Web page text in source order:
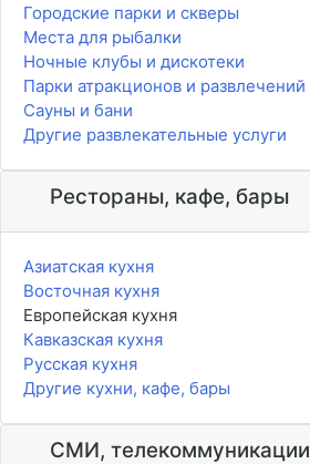
Городские парки и скверы
Места для рыбалки
Ночные клубы и дискотеки
Парки атракционов и развлечений
Сауны и бани
Другие развлекательные услуги
Рестораны, кафе, бары
Азиатская кухня
Восточная кухня
Европейская кухня
Кавказская кухня
Русская кухня
Другие кухни, кафе, бары
СМИ, телекоммуникации